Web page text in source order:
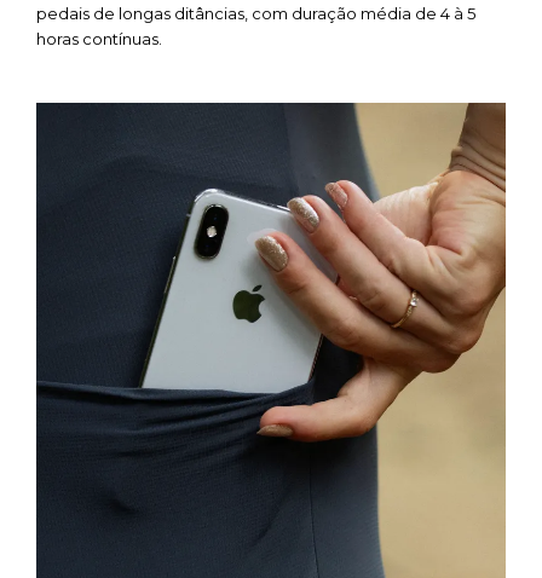
pedais de longas ditâncias, com duração média de 4 à 5
horas contínuas.